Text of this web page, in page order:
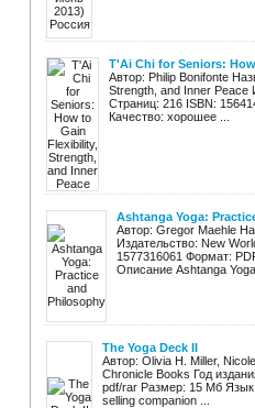
T'Ai Chi for Seniors:
Автор: Philip Bonifonte
Strength, and Inner Peace
Страниц: 216 ISBN:
Качество: хорошее ...
Ashtanga Yoga:
Автор: Gregor Maehle
Издательство: New
1577316061 Формат:
Описание Ashtanga
The Yoga Deck II
Автор: Olivia H. Miller,
Chronicle Books Год
pdf/rar Размер: 15 Мб
selling companion ...